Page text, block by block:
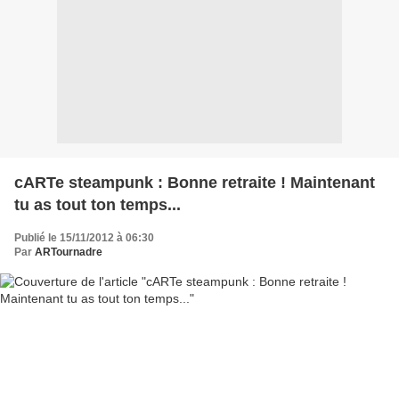
cARTe steampunk : Bonne retraite ! Maintenant
tu as tout ton temps...
Publié le 15/11/2012 à 06:30
Par ARTournadre